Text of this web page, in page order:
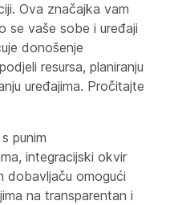
Ova značajka vam
se vaše sobe i uređaji
donošenje
resursa, planiranju
uređajima. Pročitajte
punim
integracijski okvir
dobavljaču omogući
na transparentan i